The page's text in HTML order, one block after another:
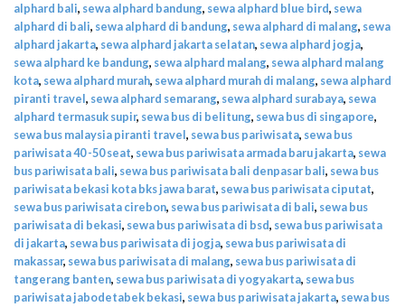
alphard bali, sewa alphard bandung, sewa alphard blue bird, sewa
alphard di bali, sewa alphard di bandung, sewa alphard di malang, sewa
alphard jakarta, sewa alphard jakarta selatan, sewa alphard jogja,
sewa alphard ke bandung, sewa alphard malang, sewa alphard malang
kota, sewa alphard murah, sewa alphard murah di malang, sewa alphard
piranti travel, sewa alphard semarang, sewa alphard surabaya, sewa
alphard termasuk supir, sewa bus di belitung, sewa bus di singapore,
sewa bus malaysia piranti travel, sewa bus pariwisata, sewa bus
pariwisata 40 -50 seat, sewa bus pariwisata armada baru jakarta, sewa
bus pariwisata bali, sewa bus pariwisata bali denpasar bali, sewa bus
pariwisata bekasi kota bks jawa barat, sewa bus pariwisata ciputat,
sewa bus pariwisata cirebon, sewa bus pariwisata di bali, sewa bus
pariwisata di bekasi, sewa bus pariwisata di bsd, sewa bus pariwisata
di jakarta, sewa bus pariwisata di jogja, sewa bus pariwisata di
makassar, sewa bus pariwisata di malang, sewa bus pariwisata di
tangerang banten, sewa bus pariwisata di yogyakarta, sewa bus
pariwisata jabodetabek bekasi, sewa bus pariwisata jakarta, sewa bus